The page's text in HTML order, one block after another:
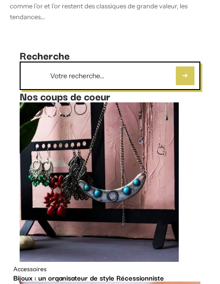
comme l’or et l’or restent des classiques de grande valeur, les
tendances…
Recherche
Nos coups de coeur
Accessoires
Bijoux : un organisateur de style Récessionniste